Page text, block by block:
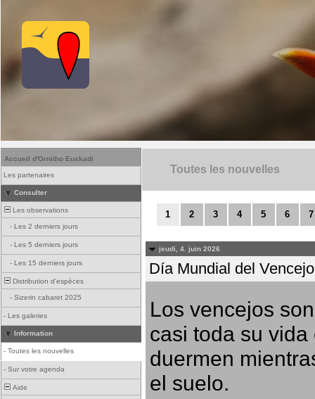
Accueil d'Ornitho Euskadi
Les partenaires
Consulter
Les observations
- Les 2 derniers jours
- Les 5 derniers jours
- Les 15 derniers jours
Distribution d'espèces
- Sizerin cabaret 2025
- Les galeries
Information
- Toutes les nouvelles
- Sur votre agenda
Aide
Toutes les nouvelles
1 2 3 4 5 6 7
jeudi, 4. juin 2026
Día Mundial del
Los vencejos
casi toda su
duermen
el suelo.